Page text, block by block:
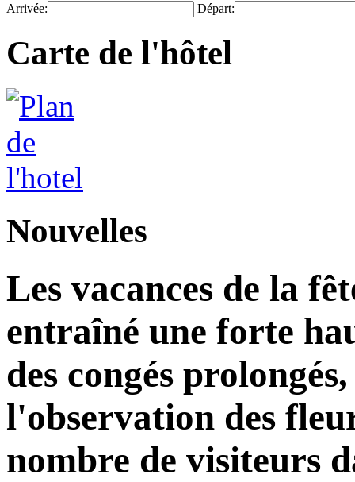
Arrivée: Départ:
Carte de l'hôtel
Nouvelles
Les vacances de la
entraîné une forte
des congés
l'observation des
nombre de visiteurs